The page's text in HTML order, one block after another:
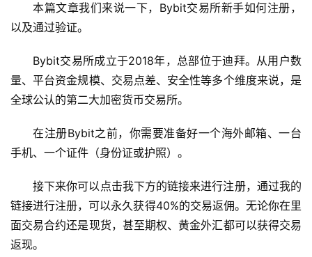
本篇文章我们来说一下，Bybit交易所新手如何注册，
以及通过验证。
Bybit交易所成立于2018年，总部位于迪拜。从用户数
量、平台资金规模、交易点差、安全性等多个维度来说，是
全球公认的第二大加密货币交易所。
在注册Bybit之前，你需要准备好一个海外邮箱、一台
手机、一个证件（身份证或护照）。
接下来你可以点击我下方的链接来进行注册，通过我的
链接进行注册，可以永久获得40%的交易返佣。无论你在里
面交易合约还是现货，甚至期权、黄金外汇都可以获得交易
返现。